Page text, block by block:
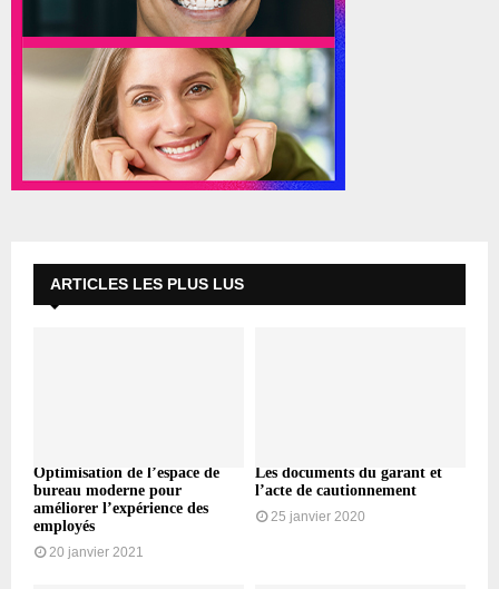
ARTICLES LES PLUS LUS
Optimisation de l’espace de
bureau moderne pour
améliorer l’expérience des
employés
20 janvier 2021
Les documents du garant et
l’acte de cautionnement
25 janvier 2020